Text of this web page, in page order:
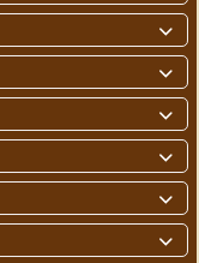





